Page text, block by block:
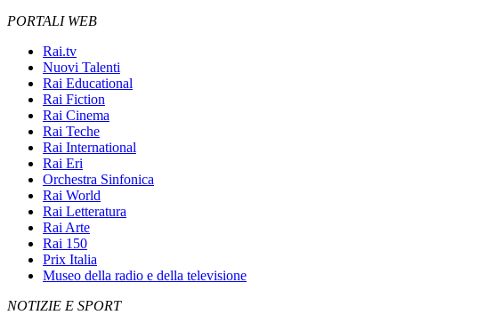
PORTALI WEB
Rai.tv
Nuovi Talenti
Rai Educational
Rai Fiction
Rai Cinema
Rai Teche
Rai International
Rai Eri
Orchestra Sinfonica
Rai World
Rai Letteratura
Rai Arte
Rai 150
Prix Italia
Museo della radio e della televisione
NOTIZIE E SPORT